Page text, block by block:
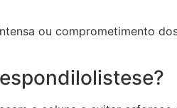
ou comprometimento